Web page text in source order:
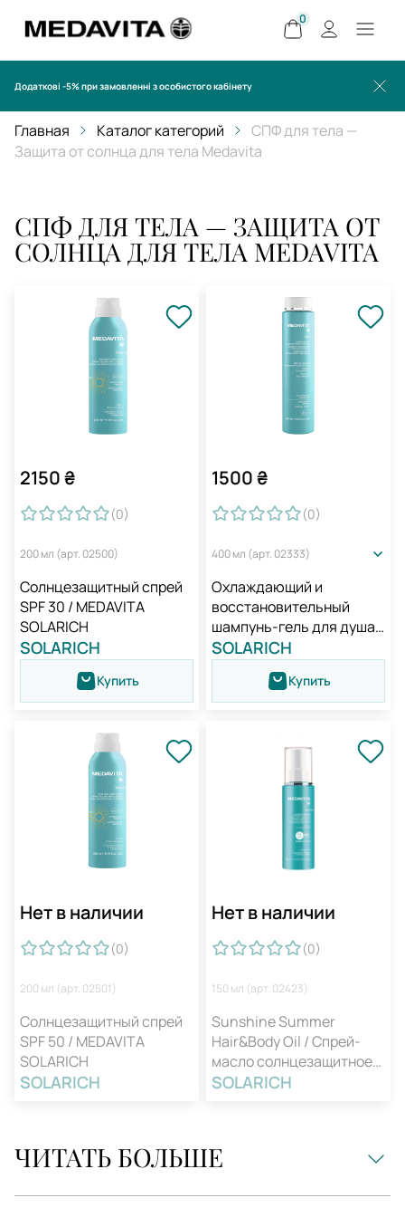
0
Додаткові -5% при замовленні з особистого кабінету
Главная Каталог категорий
СПФ для тела —
Защита от солнца для тела Medavita
СПФ ДЛЯ ТЕЛА — ЗАЩИТА ОТ
СОЛНЦА ДЛЯ ТЕЛА MEDAVITA
2150₴
(0)
200 мл (арт. 02500)
Солнцезащитный спрей
SPF 30 / MEDAVITA
SOLARICH
SOLARICH
Купить
1500₴
(0)
400 мл (арт. 02333)
Охлаждающий и
восстановительный
шампунь-гель для душа /
Medavita Solarich
Shampoo-Doccia
Ristrutturante Doposole
SOLARICH
Купить
Нет в наличии
(0)
200 мл (арт. 02501)
Солнцезащитный спрей
SPF 50 / MEDAVITA
SOLARICH
SOLARICH
Нет в наличии
(0)
150 мл (арт. 02423)
Sunshine Summer
Hair&Body Oil / Спрей-
масло солнцезащитное
для волос и тела
SOLARICH
ЧИТАТЬ БОЛЬШЕ